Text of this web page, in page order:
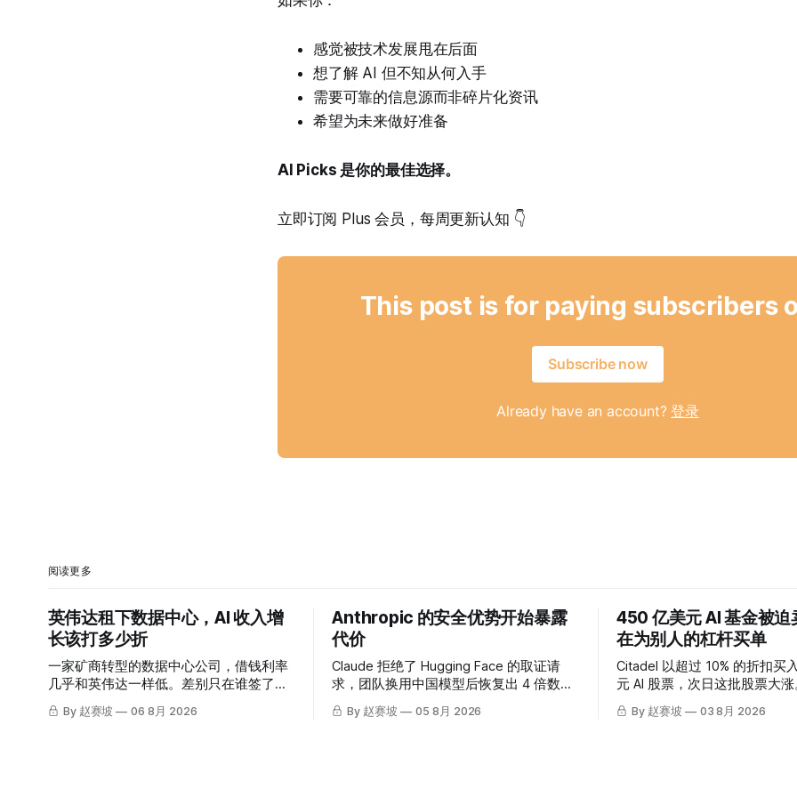
感觉被技术发展甩在后面
想了解 AI 但不知从何入手
需要可靠的信息源而非碎片化资讯
希望为未来做好准备
AI Picks 是你的最佳选择。
立即订阅 Plus 会员，每周更新认知 👇
This post is for paying subscribers
Subscribe now
Already have an account?登录
阅读更多
英伟达租下数据中心，AI 收入增
长该打多少折
一家矿商转型的数据中心公司，借钱利率
几乎和英伟达一样低。差别只在谁签了租
约。
By 赵赛坡 06 8月 2026
Anthropic 的安全优势开始暴露
代价
Claude 拒绝了 Hugging Face 的取证请
求，团队换用中国模型后恢复出 4 倍数
据。同一周，Anthropic 自查发现自己的
测试也出了问题。
By 赵赛坡 05 8月 2026
450 亿美元 AI 基金被迫
在为别人的杠杆买单
Citadel 以超过 10% 的折扣买
元 AI 股票，次日这批股票大
个差价买单？
By 赵赛坡 03 8月 2026